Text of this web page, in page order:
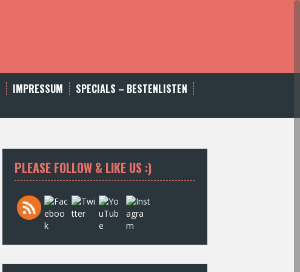
IMPRESSUM
SPECIALS – BESTENLISTEN
PLEASE FOLLOW & LIKE US :)